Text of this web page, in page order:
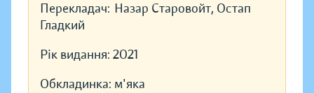
Перекладач: Назар Старовойт, Остап
Гладкий
Рік видання: 2021
Обкладинка: м'яка